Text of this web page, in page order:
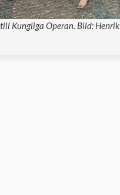
Kungliga Operan. Bild: Henrik